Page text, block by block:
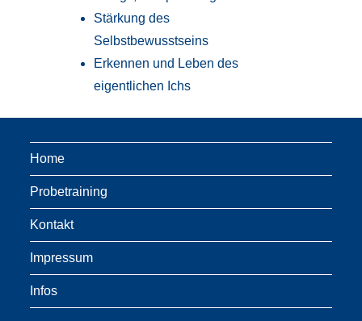
Stärkung des
Selbstbewusstseins
Erkennen und Leben des
eigentlichen Ichs
Home
Probetraining
Kontakt
Impressum
Infos